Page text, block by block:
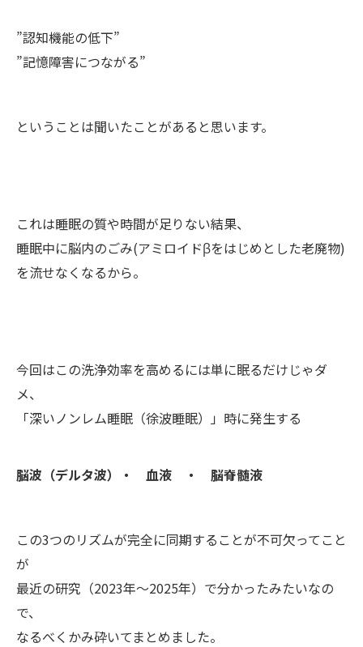
”認知機能の低下”
”記憶障害につながる”
ということは聞いたことがあると思います。
これは睡眠の質や時間が足りない結果、
睡眠中に脳内のごみ(アミロイドβをはじめとした老廃物)
を流せなくなるから。
今回はこの洗浄効率を高めるには単に眠るだけじゃダ
メ、
「深いノンレム睡眠（徐波睡眠）」時に発生する
脳波（デルタ波）・ 血液 ・ 脳脊髄液
この3つのリズムが完全に同期することが不可欠ってこと
が
最近の研究（2023年〜2025年）で分かったみたいなの
で、
なるべくかみ砕いてまとめました。